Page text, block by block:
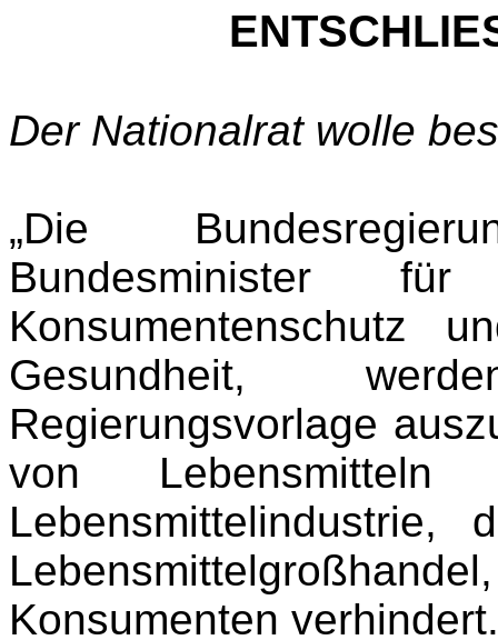
Der Nationalrat wolle
„Die
Bundesminister
Konsumentenschutz
Gesundheit,
Regierungsvorlage
von
Lebensmittelindustrie,
Konsumenten verhindert